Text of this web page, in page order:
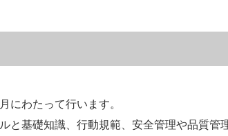
にわたって行います。
基礎知識、行動規範、安全管理や品質管